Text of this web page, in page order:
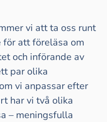
vi att ta oss runt
för att föreläsa om
och införande av
par olika
vi anpassar efter
har vi två olika
– meningsfulla